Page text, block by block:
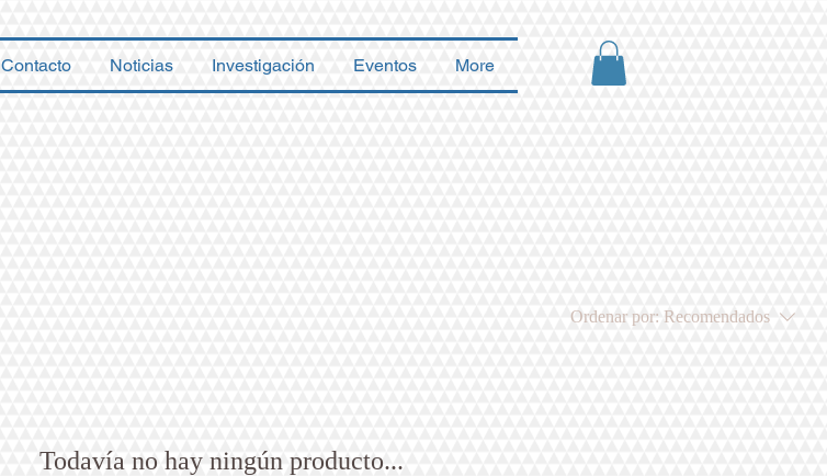
Contacto Noticias Investigación Eventos More
Ordenar por: Recomendados
Todavía no hay ningún producto...